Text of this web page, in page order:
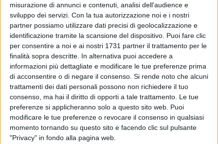
misurazione di annunci e contenuti, analisi dell'audience e
sviluppo dei servizi. Con la tua autorizzazione noi e i nostri
partner possiamo utilizzare dati precisi di geolocalizzazione e
identificazione tramite la scansione del dispositivo. Puoi fare clic
per consentire a noi e ai nostri 1731 partner il trattamento per le
finalità sopra descritte. In alternativa puoi accedere a
informazioni più dettagliate e modificare le tue preferenze prima
di acconsentire o di negare il consenso. Si rende noto che alcuni
trattamenti dei dati personali possono non richiedere il tuo
consenso, ma hai il diritto di opporti a tale trattamento. Le tue
preferenze si applicheranno solo a questo sito web. Puoi
modificare le tue preferenze o revocare il consenso in qualsiasi
momento tornando su questo sito e facendo clic sul pulsante
"Privacy" in fondo alla pagina web.
5
ANTONIO LOPOPOLO
Con una nota pubblicata sul sito del Comune di Bisceglie, in
riferimento alle prossime elezioni regionali in programma per
domenica 23 e lunedì 24 novembre, l'Ente comunale ha reso
noto che le operazioni preliminari degli uffici elettorali di
sezione inizieranno alle ore 16 di sabato 22 novembre. La
votazione si svolgerà domenica dalle ore 7 alle ore 23 e
lunedì dalle ore 7 alle ore 15.